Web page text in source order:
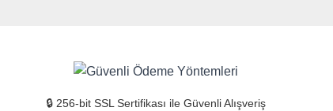
🔒 256-bit SSL Sertifikası ile Güvenli Alışveriş